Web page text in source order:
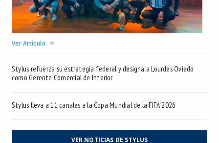
Ver Artículo
Stylus refuerza su estrategia federal y designa a Lourdes Oviedo
como Gerente Comercial de Interior
Stylus lleva a 11 canales a la Copa Mundial de la FIFA 2026
VER NOTICIAS DE STYLUS